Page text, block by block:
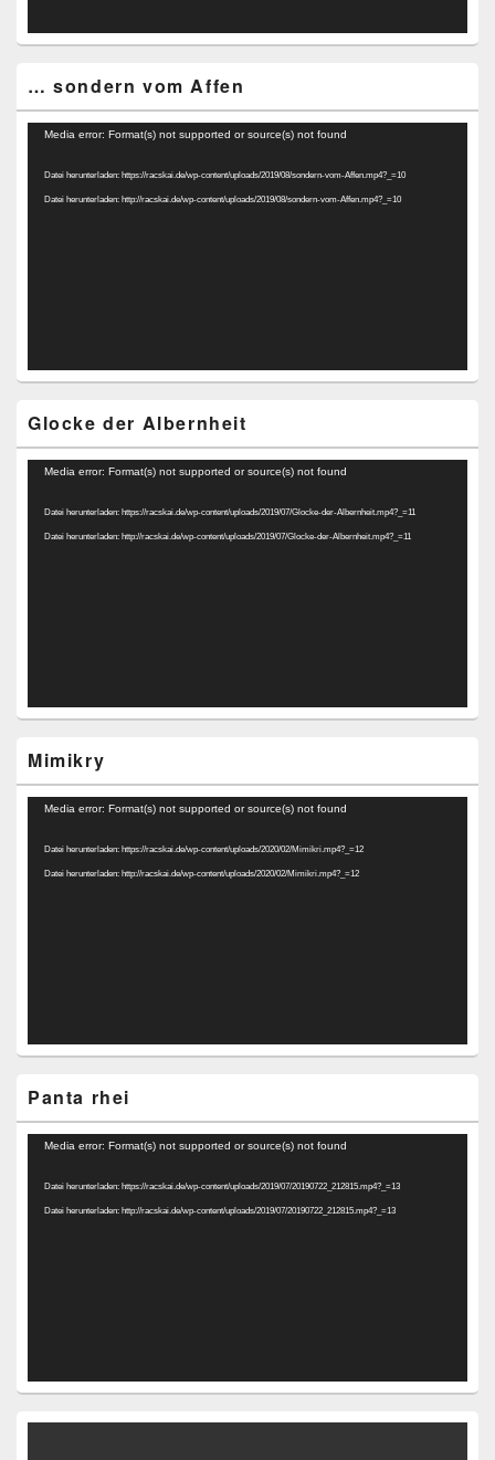
… sondern vom Affen
Video-
Media error: Format(s) not supported or source(s) not found
Datei herunterladen: https://racskai.de/wp-content/uploads/2019/08/sondern-vom-Affen.mp4?_=10
Datei herunterladen: http://racskai.de/wp-content/uploads/2019/08/sondern-vom-Affen.mp4?_=10
Glocke der Albernheit
Video-
Media error: Format(s) not supported or source(s) not found
Datei herunterladen: https://racskai.de/wp-content/uploads/2019/07/Glocke-der-Albernheit.mp4?_=11
Datei herunterladen: http://racskai.de/wp-content/uploads/2019/07/Glocke-der-Albernheit.mp4?_=11
Mimikry
Video-
Media error: Format(s) not supported or source(s) not found
Datei herunterladen: https://racskai.de/wp-content/uploads/2020/02/Mimikri.mp4?_=12
Datei herunterladen: http://racskai.de/wp-content/uploads/2020/02/Mimikri.mp4?_=12
Panta rhei
Video-
Media error: Format(s) not supported or source(s) not found
Datei herunterladen: https://racskai.de/wp-content/uploads/2019/07/20190722_212815.mp4?_=13
Datei herunterladen: http://racskai.de/wp-content/uploads/2019/07/20190722_212815.mp4?_=13